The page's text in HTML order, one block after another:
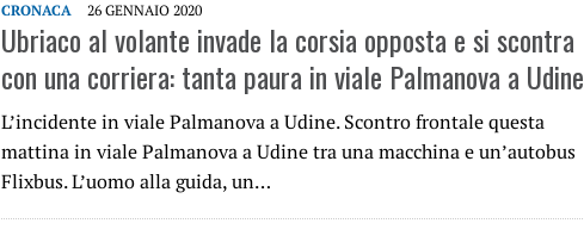
CRONACA 26 GENNAIO 2020
Ubriaco al volante invade la corsia opposta e si scontra
con una corriera: tanta paura in viale Palmanova a Udine
L’incidente in viale Palmanova a Udine. Scontro frontale questa
mattina in viale Palmanova a Udine tra una macchina e un’autobus
Flixbus. L’uomo alla guida, un…